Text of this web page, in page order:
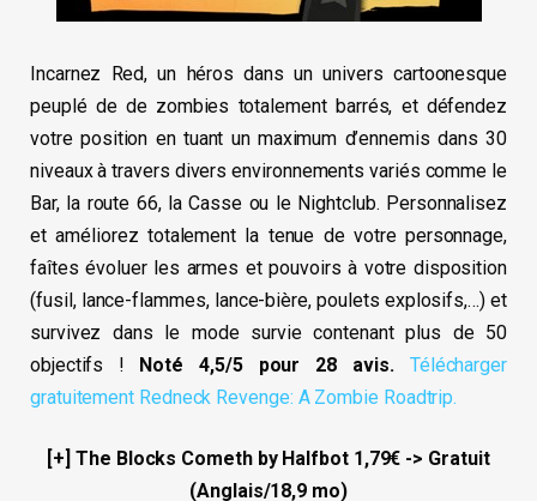
Incarnez Red, un héros dans un univers cartoonesque
peuplé de de zombies totalement barrés, et défendez
votre position en tuant un maximum d’ennemis dans 30
niveaux à travers divers environnements variés comme le
Bar, la route 66, la Casse ou le Nightclub. Personnalisez
et améliorez totalement la tenue de votre personnage,
faîtes évoluer les armes et pouvoirs à votre disposition
(fusil, lance-flammes, lance-bière, poulets explosifs,…) et
survivez dans le mode survie contenant plus de 50
objectifs ! Noté 4,5/5 pour 28 avis.
Télécharger
gratuitement Redneck Revenge: A Zombie Roadtrip.
[+] The Blocks Cometh by Halfbot 1,79€ -> Gratuit
(Anglais/18,9 mo)